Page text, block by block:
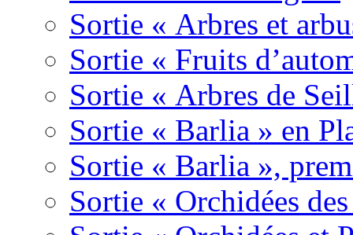
Sortie « Arbres et
Sortie « Fruits
Sortie « Arbres de
Sortie « Barlia » en
Sortie « Barlia »,
Sortie « Orchidées